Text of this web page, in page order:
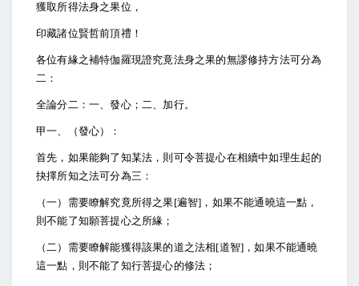
獲取所得法身之果位，
印藏諸位賢哲前頂禮！
各位有緣之補特伽羅現證究竟法身之果的無謬修持方法可分為
二：
全論分二：一、發心；二、加行。
甲一、（發心）：
首先，如果能夠了知某法，則可令菩提心在相續中如理生起的
抉擇所知之法可分為三：
（一）需要瞭解究竟所得之果[遍智]，如果不能通曉這一點，
則不能了知願菩提心之所緣；
（二）需要瞭解能獲得該果的道之法相[道智]，如果不能通曉
這一點，則不能了知行菩提心的修法；